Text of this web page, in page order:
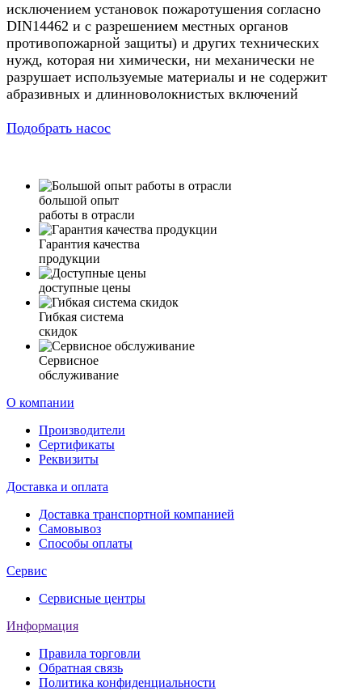
исключением установок пожаротушения согласно
DIN14462 и с разрешением местных органов
противопожарной защиты) и других технических
нужд, которая ни химически, ни механически не
разрушает используемые материалы и не содержит
абразивных и длинноволокнистых включений
Подобрать насос
большой опыт
работы в отрасли
Гарантия качества
продукции
доступные цены
Гибкая система
скидок
Сервисное
обслуживание
О компании
Производители
Сертификаты
Реквизиты
Доставка и оплата
Доставка транспортной компанией
Самовывоз
Способы оплаты
Сервис
Сервисные центры
Информация
Правила торговли
Обратная связь
Политика конфиденциальности